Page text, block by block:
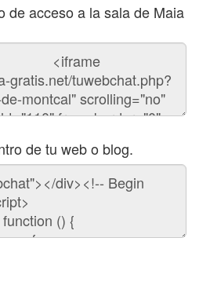
de acceso a la sala de Maia
de tu web o blog.